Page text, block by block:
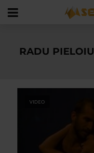
RADU PIELOIU
VIDEO